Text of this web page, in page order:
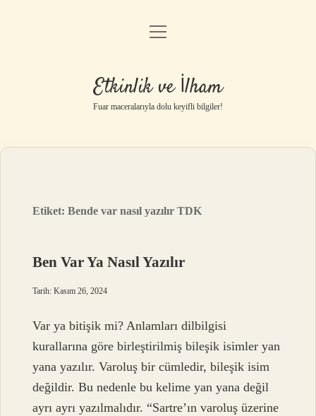
Anasayfa
Gizlilik Politikası
Yasal Uyarı
menüyü
Etkinlik ve İlham
Fuar maceralarıyla dolu keyifli bilgiler!
Etiket:Bende var nasıl yazılır TDK
Ben Var Ya Nasıl Yazılır
Tarih: Kasım 26, 2024
Var ya bitişik mi? Anlamları dilbilgisi
kurallarına göre birleştirilmiş bileşik isimler yan
yana yazılır. Varoluş bir cümledir, bileşik isim
değildir. Bu nedenle bu kelime yan yana değil
ayrı ayrı yazılmalıdır. “Sartre’ın varoluş üzerine